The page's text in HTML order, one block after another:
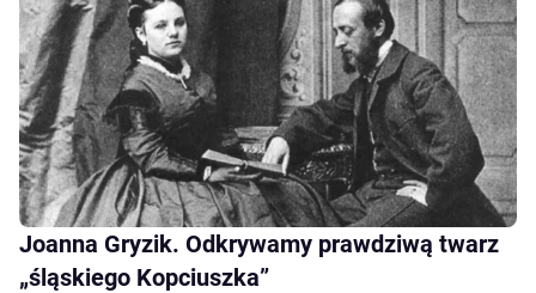
Joanna Gryzik. Odkrywamy prawdziwą twarz
„śląskiego Kopciuszka”